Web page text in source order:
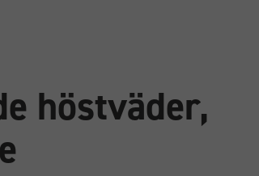
höstväder,